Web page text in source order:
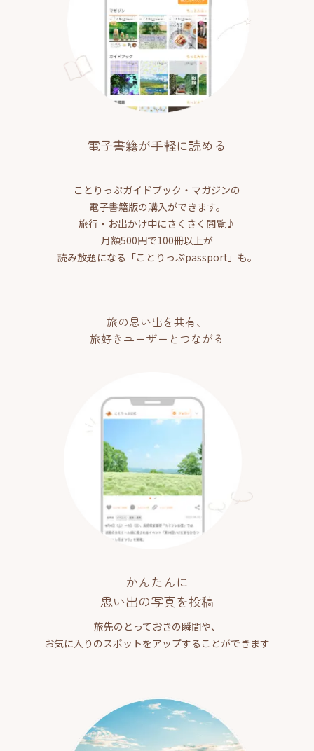
電子書籍が手軽に読める
ことりっぷガイドブック・マガジンの
電子書籍版の購入ができます。
旅行・お出かけ中にさくさく閲覧♪
月額500円で100冊以上が
読み放題になる「ことりっぷpassport」も。
旅の思い出を共有、
旅好きユーザーとつながる
かんたんに
思い出の写真を投稿
旅先のとっておきの瞬間や、
お気に入りのスポットをアップすることができます